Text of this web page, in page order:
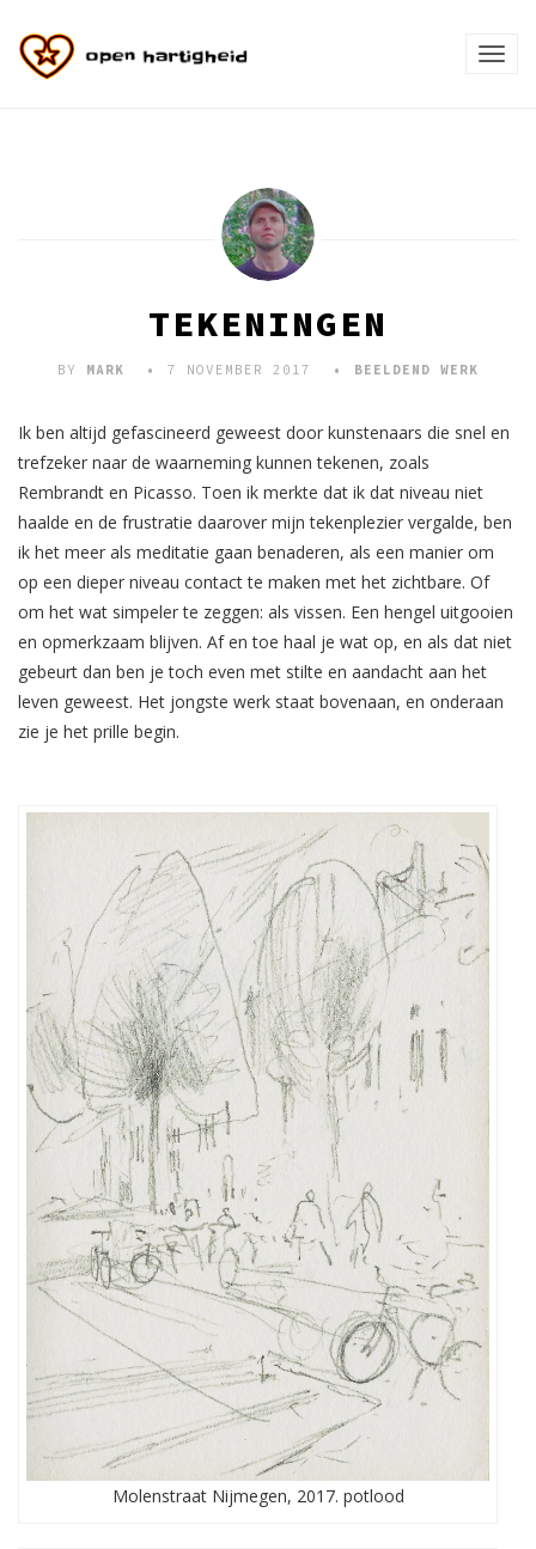
TEKENINGEN
BY MARK 7 NOVEMBER 2017 BEELDEND WERK
Ik ben altijd gefascineerd geweest door kunstenaars die snel en
trefzeker naar de waarneming kunnen tekenen, zoals
Rembrandt en Picasso. Toen ik merkte dat ik dat niveau niet
haalde en de frustratie daarover mijn tekenplezier vergalde, ben
ik het meer als meditatie gaan benaderen, als een manier om
op een dieper niveau contact te maken met het zichtbare. Of
om het wat simpeler te zeggen: als vissen. Een hengel uitgooien
en opmerkzaam blijven. Af en toe haal je wat op, en als dat niet
gebeurt dan ben je toch even met stilte en aandacht aan het
leven geweest. Het jongste werk staat bovenaan, en onderaan
zie je het prille begin.
Molenstraat Nijmegen, 2017. potlood